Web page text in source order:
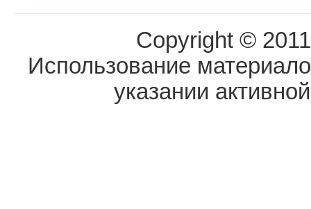
Copyright ©
Использование
указании